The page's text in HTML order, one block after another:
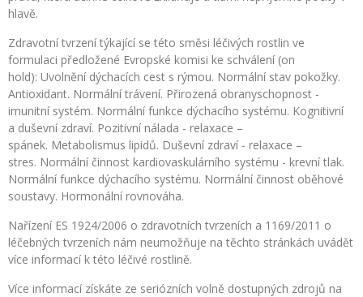
hlavě.
Zdravotní tvrzení týkající se této směsi léčivých rostlin ve
formulaci předložené Evropské komisi ke schválení (on
hold): Uvolnění dýchacích cest s rýmou. Normální stav pokožky.
Antioxidant. Normální trávení. Přirozená obranyschopnost -
imunitní systém. Normální funkce dýchacího systému. Kognitivní
a duševní zdraví. Pozitivní nálada - relaxace –
spánek. Metabolismus lipidů. Duševní zdraví - relaxace –
stres. Normální činnost kardiovaskulárního systému - krevní tlak.
Normální funkce dýchacího systému. Normální činnost oběhové
soustavy. Hormonální rovnováha.
Nařízení ES 1924/2006 o zdravotních tvrzeních a 1169/2011 o
léčebných tvrzeních nám neumožňuje na těchto stránkách uvádět
více informací k této léčivé rostlině.
Více informací získáte ze seriózních volně dostupných zdrojů na